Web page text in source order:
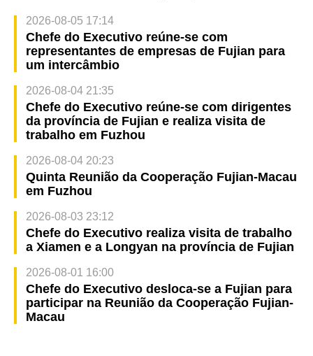
2026-08-05 17:14
Chefe do Executivo reúne-se com
representantes de empresas de Fujian para
um intercâmbio
2026-08-04 21:35
Chefe do Executivo reúne-se com dirigentes
da província de Fujian e realiza visita de
trabalho em Fuzhou
2026-08-04 20:23
Quinta Reunião da Cooperação Fujian-Macau
em Fuzhou
2026-08-03 23:12
Chefe do Executivo realiza visita de trabalho
a Xiamen e a Longyan na província de Fujian
2026-08-01 16:00
Chefe do Executivo desloca-se a Fujian para
participar na Reunião da Cooperação Fujian-
Macau